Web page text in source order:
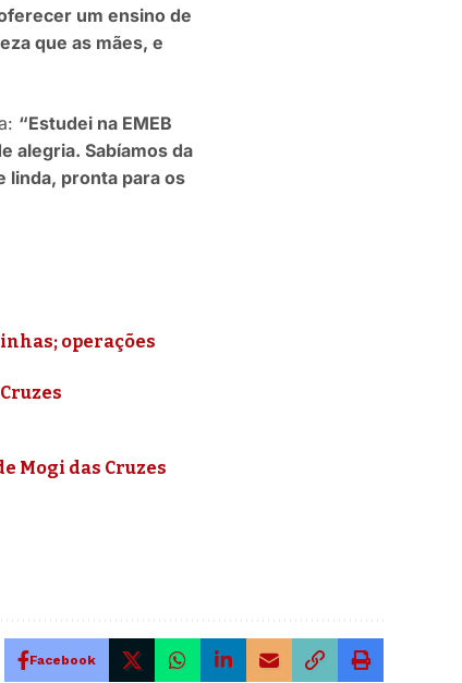
um ensino de
que as mães, e
“Estudei na EMEB
alegria. Sabíamos da
linda, pronta para os
operações
Mogi das Cruzes
Facebook